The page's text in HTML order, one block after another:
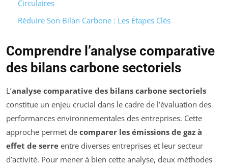
Circulaires
Réduire Son Bilan Carbone : Les Étapes Clés
Comprendre l’analyse comparative
des bilans carbone sectoriels
L’analyse comparative des bilans carbone sectoriels
constitue un enjeu crucial dans le cadre de l’évaluation des
performances environnementales des entreprises. Cette
approche permet de comparer les émissions de gaz à
effet de serre entre diverses entreprises et leur secteur
d’activité. Pour mener à bien cette analyse, deux méthodes